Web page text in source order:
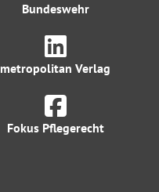
Bundeswehr
metropolitan Verlag
Fokus Pflegerecht